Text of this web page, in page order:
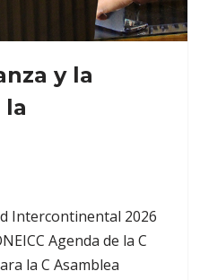
y la
la
Intercontinental 2026
Agenda de la C
la C Asamblea